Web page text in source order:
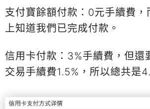
支付寶餘額付款：0元手續費，
上知道我們已完成付款。
信用卡付款：3%手續費，但還
交易手續費1.5%，所以總共是